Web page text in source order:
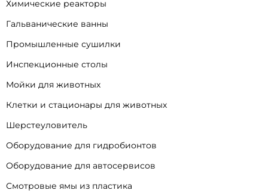
Химические реакторы
Гальванические ванны
Промышленные сушилки
Инспекционные столы
Мойки для животных
Клетки и стационары для животных
Шерстеуловитель
Оборудование для гидробионтов
Оборудование для автосервисов
Смотровые ямы из пластика